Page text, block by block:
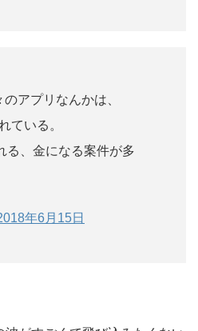
アプリなんかは、
ている。
る、金になる案件が多
年6月15日